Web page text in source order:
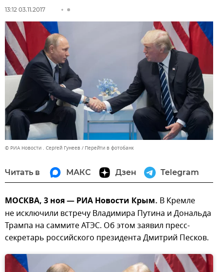
13:12 03.11.2017
© РИА Новости . Сергей Гунеев Перейти в фотобанк
Читать в МАКС Дзен Telegram
МОСКВА, 3 ноя — РИА Новости Крым. В Кремле
не исключили встречу Владимира Путина и Дональда
Трампа на саммите АТЭС. Об этом заявил пресс-
секретарь российского президента Дмитрий Песков.